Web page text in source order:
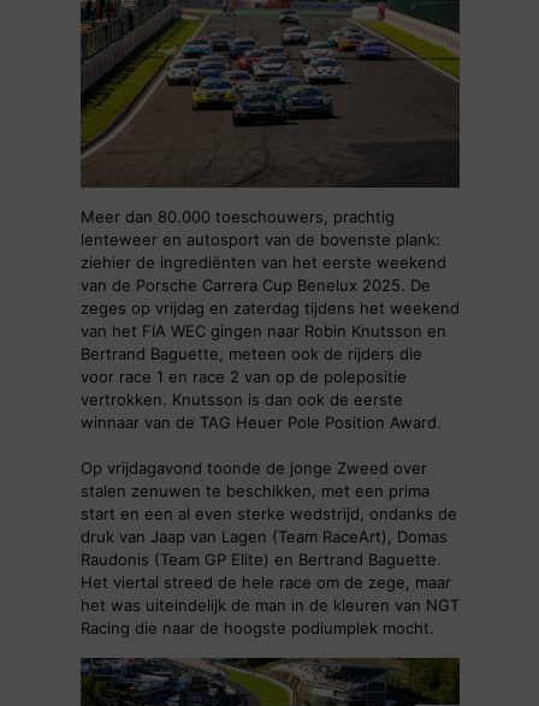
Meer dan 80.000 toeschouwers, prachtig
lenteweer en autosport van de bovenste plank:
ziehier de ingrediënten van het eerste weekend
van de Porsche Carrera Cup Benelux 2025. De
zeges op vrijdag en zaterdag tijdens het weekend
van het FIA WEC gingen naar Robin Knutsson en
Bertrand Baguette, meteen ook de rijders die
voor race 1 en race 2 van op de polepositie
vertrokken. Knutsson is dan ook de eerste
winnaar van de TAG Heuer Pole Position Award.
Op vrijdagavond toonde de jonge Zweed over
stalen zenuwen te beschikken, met een prima
start en een al even sterke wedstrijd, ondanks de
druk van Jaap van Lagen (Team RaceArt), Domas
Raudonis (Team GP Elite) en Bertrand Baguette.
Het viertal streed de hele race om de zege, maar
het was uiteindelijk de man in de kleuren van NGT
Racing die naar de hoogste podiumplek mocht.